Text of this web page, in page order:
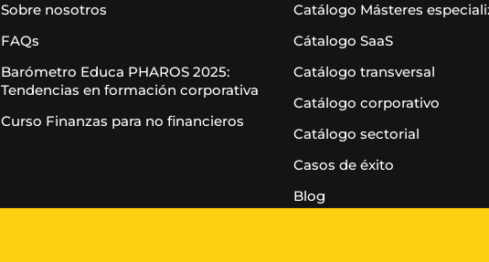
Sobre nosotros
FAQs
Barómetro Educa PHAROS 2025:
Tendencias en formación corporativa
Curso Finanzas para no financieros
Catálogo Másteres
Cátalogo SaaS
Catálogo transversal
Catálogo corporativo
Catálogo sectorial
Casos de éxito
Blog